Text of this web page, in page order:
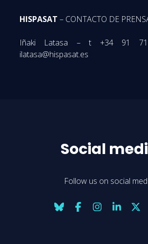
HISPASAT – CONTACTO DE
Iñaki Latasa – t +34 91
ilatasa@hispasat.es
Social
Follow us on social